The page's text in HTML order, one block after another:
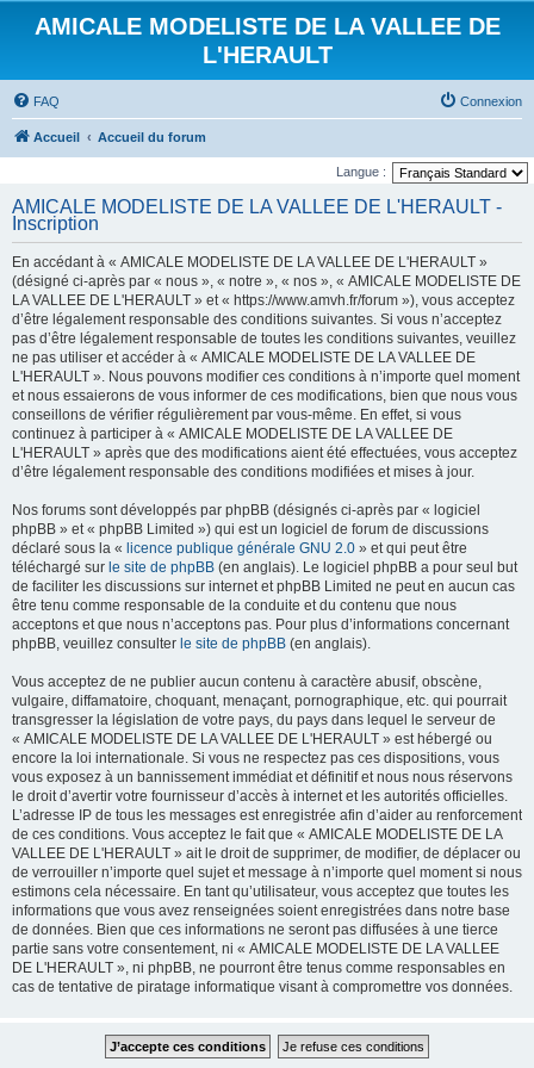
AMICALE MODELISTE DE LA VALLEE DE
L'HERAULT
FAQ Connexion
Accueil Accueil du forum
Langue :
AMICALE MODELISTE DE LA VALLEE DE L'HERAULT -
Inscription
En accédant à « AMICALE MODELISTE DE LA VALLEE DE L'HERAULT »
(désigné ci-après par « nous », « notre », « nos », « AMICALE MODELISTE DE
LA VALLEE DE L'HERAULT » et « https://www.amvh.fr/forum »), vous acceptez
d’être légalement responsable des conditions suivantes. Si vous n’acceptez
pas d’être légalement responsable de toutes les conditions suivantes, veuillez
ne pas utiliser et accéder à « AMICALE MODELISTE DE LA VALLEE DE
L'HERAULT ». Nous pouvons modifier ces conditions à n’importe quel moment
et nous essaierons de vous informer de ces modifications, bien que nous vous
conseillons de vérifier régulièrement par vous-même. En effet, si vous
continuez à participer à « AMICALE MODELISTE DE LA VALLEE DE
L'HERAULT » après que des modifications aient été effectuées, vous acceptez
d’être légalement responsable des conditions modifiées et mises à jour.
Nos forums sont développés par phpBB (désignés ci-après par « logiciel
phpBB » et « phpBB Limited ») qui est un logiciel de forum de discussions
déclaré sous la « licence publique générale GNU 2.0 » et qui peut être
téléchargé sur le site de phpBB (en anglais). Le logiciel phpBB a pour seul but
de faciliter les discussions sur internet et phpBB Limited ne peut en aucun cas
être tenu comme responsable de la conduite et du contenu que nous
acceptons et que nous n’acceptons pas. Pour plus d’informations concernant
phpBB, veuillez consulter le site de phpBB (en anglais).
Vous acceptez de ne publier aucun contenu à caractère abusif, obscène,
vulgaire, diffamatoire, choquant, menaçant, pornographique, etc. qui pourrait
transgresser la législation de votre pays, du pays dans lequel le serveur de
« AMICALE MODELISTE DE LA VALLEE DE L'HERAULT » est hébergé ou
encore la loi internationale. Si vous ne respectez pas ces dispositions, vous
vous exposez à un bannissement immédiat et définitif et nous nous réservons
le droit d’avertir votre fournisseur d’accès à internet et les autorités officielles.
L’adresse IP de tous les messages est enregistrée afin d’aider au renforcement
de ces conditions. Vous acceptez le fait que « AMICALE MODELISTE DE LA
VALLEE DE L'HERAULT » ait le droit de supprimer, de modifier, de déplacer ou
de verrouiller n’importe quel sujet et message à n’importe quel moment si nous
estimons cela nécessaire. En tant qu’utilisateur, vous acceptez que toutes les
informations que vous avez renseignées soient enregistrées dans notre base
de données. Bien que ces informations ne seront pas diffusées à une tierce
partie sans votre consentement, ni « AMICALE MODELISTE DE LA VALLEE
DE L'HERAULT », ni phpBB, ne pourront être tenus comme responsables en
cas de tentative de piratage informatique visant à compromettre vos données.